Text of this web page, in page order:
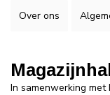
Over ons
In samenwerking